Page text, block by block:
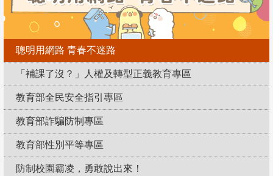
聰明用網路 青春不迷路
「補課了沒？」人權及轉型正義教育專區
教育部全民安全指引專區
教育部詐騙防制專區
教育部性別平等專區
防制校園霸凌，勇敢說出來！